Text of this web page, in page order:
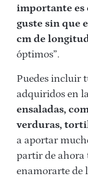
importante es
guste sin que
cm de
óptimos”.
Puedes incluir
adquiridos en
ensaladas,
verduras,
a aportar
partir de ahora
enamorarte de